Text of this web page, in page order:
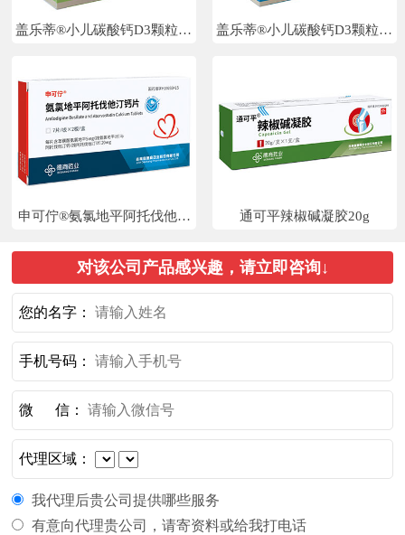
盖乐蒂®小儿碳酸钙D3颗粒10
盖乐蒂®小儿碳酸钙D3颗粒20
申可佇®氨氯地平阿托伐他汀
通可平辣椒碱凝胶20g
对该公司产品感兴趣，请立即咨询↓
您的名字：
手机号码：
微 信：
代理区域：
我代理后贵公司提供哪些服务
有意向代理贵公司，请寄资料或给我打电话